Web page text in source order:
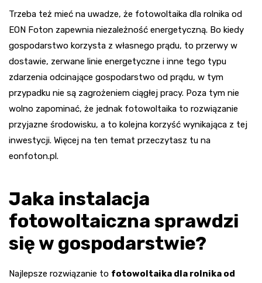
Trzeba też mieć na uwadze, że fotowoltaika dla rolnika od
EON Foton zapewnia niezależność energetyczną. Bo kiedy
gospodarstwo korzysta z własnego prądu, to przerwy w
dostawie, zerwane linie energetyczne i inne tego typu
zdarzenia odcinające gospodarstwo od prądu, w tym
przypadku nie są zagrożeniem ciągłej pracy. Poza tym nie
wolno zapominać, że jednak fotowoltaika to rozwiązanie
przyjazne środowisku, a to kolejna korzyść wynikająca z tej
inwestycji. Więcej na ten temat przeczytasz tu na
eonfoton.pl.
Jaka instalacja
fotowoltaiczna sprawdzi
się w gospodarstwie?
Najlepsze rozwiązanie to fotowoltaika dla rolnika od